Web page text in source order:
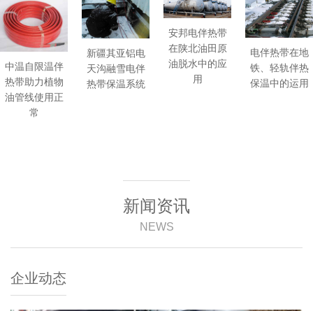
中温自限温伴
热带助力植物
油管线使用正
常
新疆其亚铝电
天沟融雪电伴
热带保温系统
安邦电伴热带
在陕北油田原
油脱水中的应
用
电伴热带在地
铁、轻轨伴热
保温中的运用
新闻资讯
NEWS
企业动态